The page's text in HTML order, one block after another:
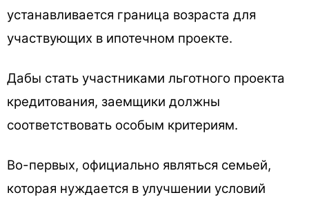
устанавливается граница возраста для
участвующих в ипотечном проекте.
Дабы стать участниками льготного проекта
кредитования, заемщики должны
соответствовать особым критериям.
Во-первых, официально являться семьей,
которая нуждается в улучшении условий